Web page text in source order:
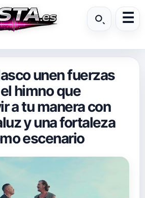
unen fuerzas
himno que
a tu manera con
y una fortaleza
escenario